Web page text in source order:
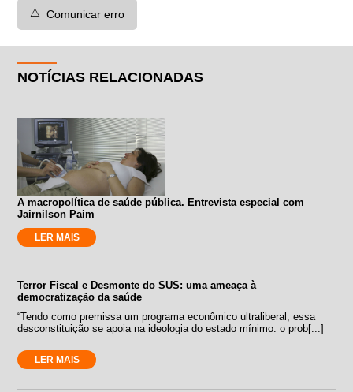
⚠️ Comunicar erro
NOTÍCIAS RELACIONADAS
A macropolítica de saúde pública. Entrevista especial com
Jairnilson Paim
LER MAIS
Terror Fiscal e Desmonte do SUS: uma ameaça à
democratização da saúde
“Tendo como premissa um programa econômico ultraliberal, essa
desconstituição se apoia na ideologia do estado mínimo: o prob[...]
LER MAIS